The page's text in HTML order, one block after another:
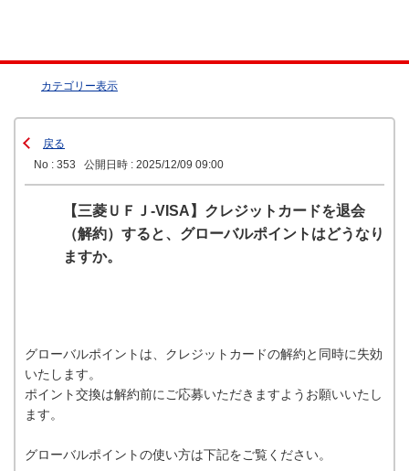
カテゴリー表示
戻る
No : 353
公開日時 : 2025/12/09 09:00
【三菱ＵＦＪ-VISA】クレジットカードを退会
（解約）すると、グローバルポイントはどうなり
ますか。
グローバルポイントは、クレジットカードの解約と同時に失効
いたします。
ポイント交換は解約前にご応募いただきますようお願いいたし
ます。
グローバルポイントの使い方は下記をご覧ください。